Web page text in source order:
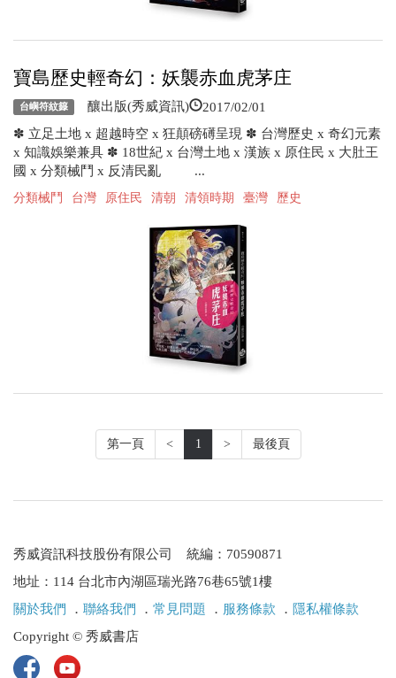
寶島歷史輕奇幻：妖襲赤血虎茅庄
台嶼符紋籙 釀出版(秀威資訊) 2017/02/01
✽ 立足土地 x 超越時空 x 狂顛磅礡呈現 ✽ 台灣歷史 x 奇幻元素
x 知識娛樂兼具 ✽ 18世紀 x 台灣土地 x 漢族 x 原住民 x 大肚王
國 x 分類械鬥 x 反清民亂 ...
分類械鬥 台灣 原住民 清朝 清領時期 臺灣 歷史
第一頁 < 1 > 最後頁
秀威資訊科技股份有限公司 統編：70590871
地址：114 台北市內湖區瑞光路76巷65號1樓
關於我們 ． 聯絡我們 ． 常見問題 ． 服務條款 ． 隱私權條款
Copyright © 秀威書店